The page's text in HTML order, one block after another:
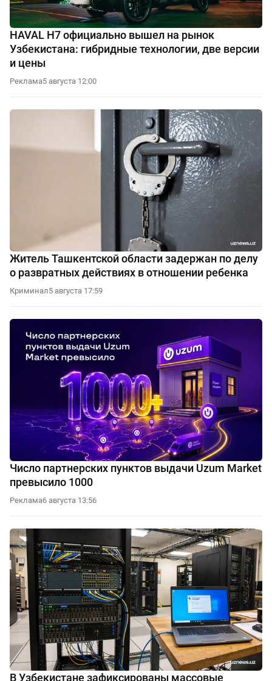
HAVAL H7 официально вышел на рынок
Узбекистана: гибридные технологии, две версии
и цены
Реклама5 августа 12:00
Житель Ташкентской области задержан по делу
о развратных действиях в отношении ребенка
Криминал5 августа 17:59
Число партнерских пунктов выдачи Uzum Market
превысило 1000
Реклама6 августа 13:56
В Узбекистане зафиксированы массовые